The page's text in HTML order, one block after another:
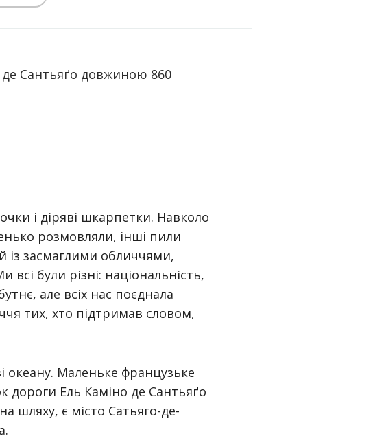
Сантьяґо довжиною 860
і діряві шкарпетки. Навколо
розмовляли, інші пили
із засмаглими обличчями,
були різні: національність,
але всіх нас поєднала
тих, хто підтримав словом,
океану. Маленьке французьке
дороги Ель Каміно де Сантьяґо
шляху, є місто Сатьяго-де-